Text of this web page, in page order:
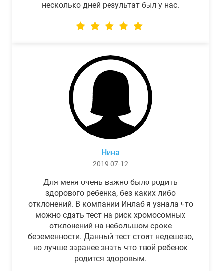
несколько дней результат был у нас.
Нина
2019-07-12
Для меня очень важно было родить
здорового ребенка, без каких либо
отклонений. В компании Инлаб я узнала что
можно сдать тест на риск хромосомных
отклонений на небольшом сроке
беременности. Данный тест стоит недешево,
но лучше заранее знать что твой ребенок
родится здоровым.